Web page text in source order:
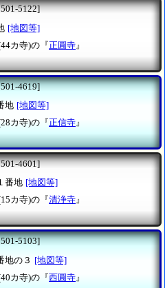
5122]
[地図等]
カ寺)の『正圓寺 』
4619]
地 [地図等]
カ寺)の『正信寺』
4601]
番地 [地図等]
カ寺)の『清浄寺』
5103]
地の３ [地図等]
カ寺)の『西圓寺 』